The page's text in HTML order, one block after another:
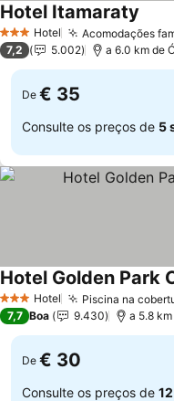
3 EstrelasHotel Acomodações
Hotel Itamaraty
7,2 5.002 a 6.0 km de
De € 35
Consulte os preços de 5
3 EstrelasHotel Piscina na
Hotel Golden Park
7,7 Boa 9.430 a 5.8
De € 30
Consulte os preços de